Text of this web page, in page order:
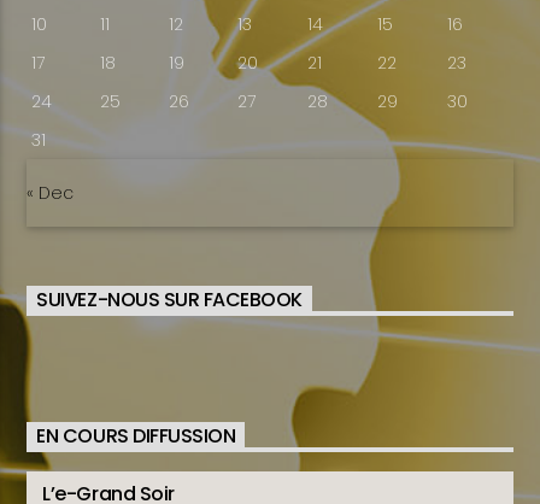
10
11 12 13 14 15
16
17
18 19 20 21 22
23
24
25 26 27 28 29
30
31
« Dec
SUIVEZ-NOUS SUR FACEBOOK
EN COURS DIFFUSSION
L’e-Grand Soir